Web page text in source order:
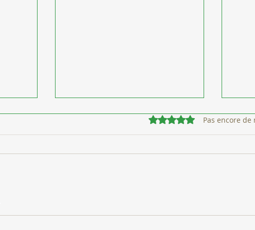
Noté 0 étoile sur 5.
Pas encore de